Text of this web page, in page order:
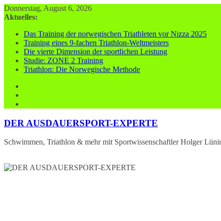
Zum
Inhalt
Donnerstag, August 6, 2026
Aktuelles:
Das Training der norwegischen Triathleten vor Nizza 2025
Training eines 9-fachen Triathlon-Weltmeisters
Die vierte Dimension der sportlichen Leistung
Studie: ZONE 2 Training
Triathlon: Die Norwegische Methode
DER AUSDAUERSPORT-EXPERTE
Schwimmen, Triathlon & mehr mit Sportwissenschaftler Holger